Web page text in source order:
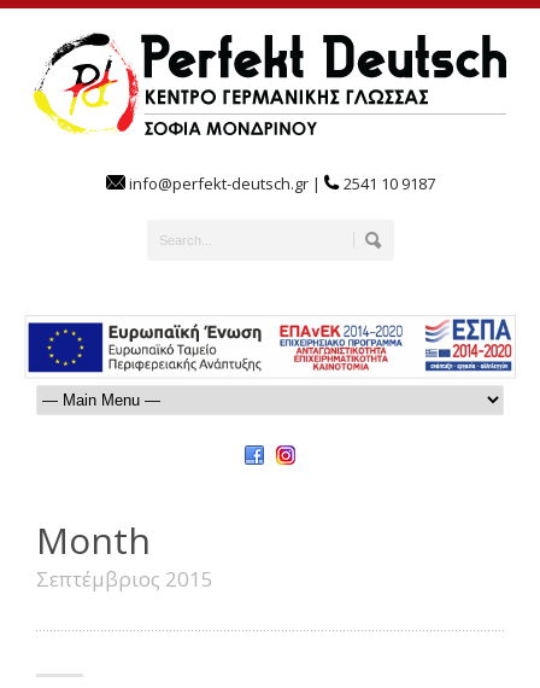
info@perfekt-deutsch.gr | 2541 10 9187
Month
Σεπτέμβριος 2015